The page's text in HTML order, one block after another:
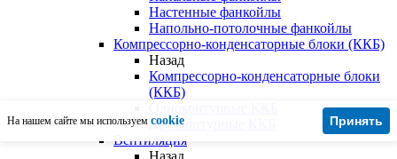
Настенные фанкойлы
Напольно-потолочные фанкойлы
Компрессорно-конденсаторные блоки (ККБ)
Назад
Компрессорно-конденсаторные блоки
(ККБ)
Двухконтурные ККБ
Вентиляция
Назад
На нашем сайте мы используем cookie Принять